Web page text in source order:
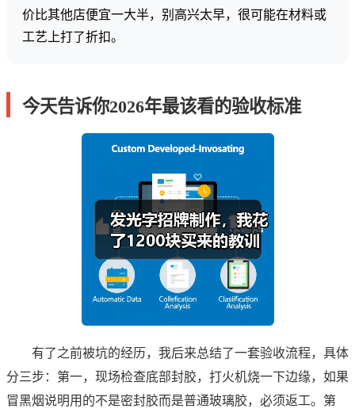
价比其他店便宜一大半，别高兴太早，很可能在材料或
工艺上打了折扣。
今天告诉你2026年最该看的验收标准
有了之前被坑的经历，我后来总结了一套验收流程，具体
分三步：第一，现场检查底部封胶，打火机烧一下边缘，如果
冒黑烟说明用的不是密封胶而是普通玻璃胶，必须返工。第